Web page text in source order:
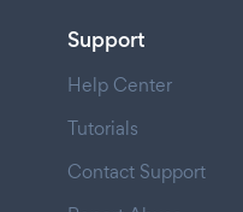
Support
Help Center
Tutorials
Contact Support